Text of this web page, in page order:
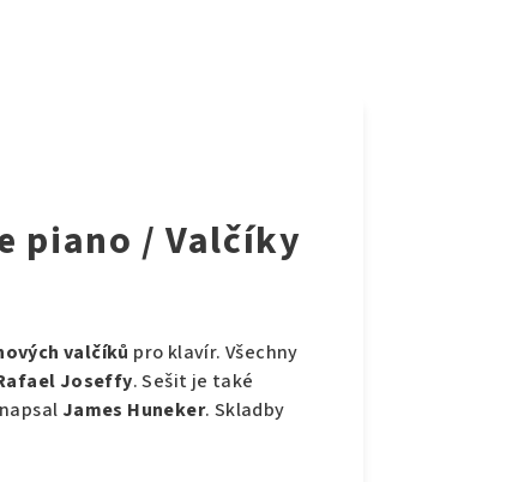
piano / Valčíky
valčíků pro klavír. Všechny
Joseffy. Sešit je také
James Huneker. Skladby